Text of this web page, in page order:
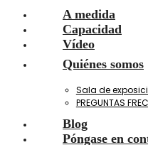
A medida
Capacidad
Vídeo
Quiénes somos
Sala de
PREGUNTAS
Blog
Póngase en